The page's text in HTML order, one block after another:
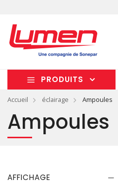
PRODUITS
Accueil éclairage Ampoules
Ampoules
AFFICHAGE